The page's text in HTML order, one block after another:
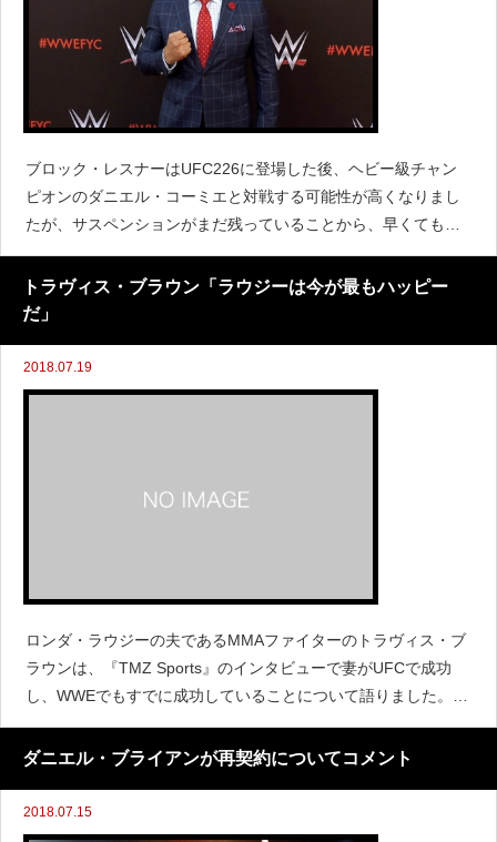
ブロック・レスナーはUFC226に登場した後、ヘビー級チャン
ピオンのダニエル・コーミエと対戦する可能性が高くなりまし
たが、サスペンションがまだ残っていることから、早くても来
年1月となります。 (さらに&hellip;)
トラヴィス・ブラウン「ラウジーは今が最もハッピー
だ」
2018.07.19
ロンダ・ラウジーの夫であるMMAファイターのトラヴィス・ブ
ラウンは、『TMZ Sports』のインタビューで妻がUFCで成功
し、WWEでもすでに成功していることについて語りました。
(さらに&hellip;)
ダニエル・ブライアンが再契約についてコメント
2018.07.15